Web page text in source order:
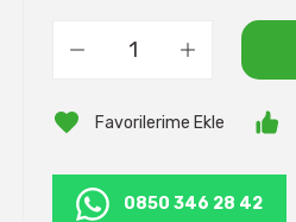
0850 346 28 42